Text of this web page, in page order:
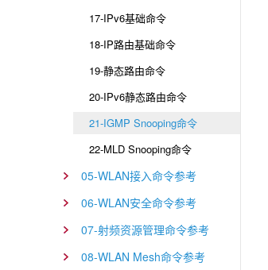
17-IPv6基础命令
18-IP路由基础命令
19-静态路由命令
20-IPv6静态路由命令
21-IGMP Snooping命令
22-MLD Snooping命令
05-WLAN接入命令参考
06-WLAN安全命令参考
07-射频资源管理命令参考
08-WLAN Mesh命令参考